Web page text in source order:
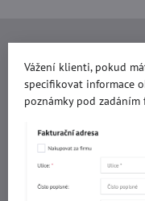
IČO: 60560908
DIČ: CZ5602130809
IČO: 29007356
Vážení klienti, pokud
specifikovat informace
poznámky pod